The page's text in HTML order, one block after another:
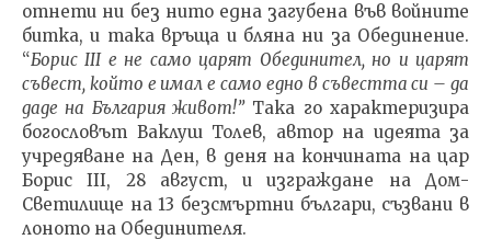
отнети ни без нито една загубена във войните
битка, и така връща и бляна ни за Обединение.
“БорисIIIе не само царят Обединител, но и царят
съвест, който е имал е само едно в съвестта си – да
даде на България живот!”Така го характеризира
богословът Ваклуш Толев, автор на идеята за
учредяване на Ден, в деня на кончината на цар
БорисIII, 28 август, и изграждане на Дом-
Светилище на 13 безсмъртни българи, съзвани в
лоното на Обединителя.